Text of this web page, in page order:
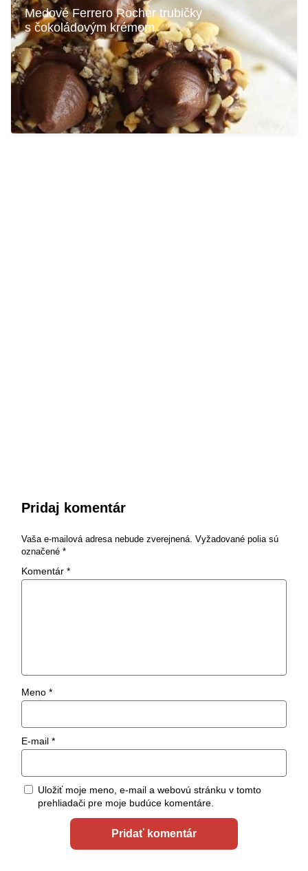
Medové Ferrero Rocher trubičky
s čokoládovým krémom
Pridaj komentár
Vaša e-mailová adresa nebude zverejnená. Vyžadované polia sú
označené *
Komentár *
Meno *
E-mail *
Uložiť moje meno, e-mail a webovú stránku v tomto
prehliadači pre moje budúce komentáre.